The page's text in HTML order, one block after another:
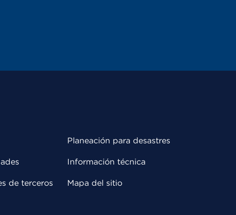
de terceros
Planeación para desastres
Información técnica
Mapa del sitio